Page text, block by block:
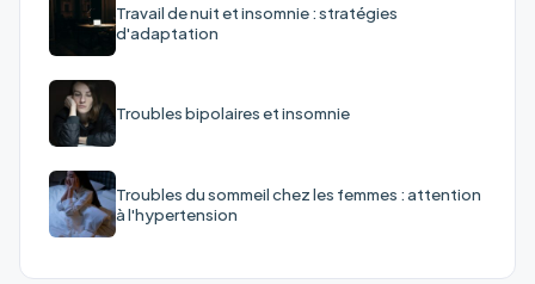
Travail de nuit et insomnie : stratégies
d'adaptation
Troubles bipolaires et insomnie
Troubles du sommeil chez les femmes : attention
à l'hypertension